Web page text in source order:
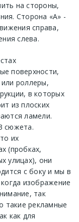
на стороны,
Сторона «А» -
справа,
слева.
поверхности,
роллеры,
в которых
из плоских
ламели.
сюжета.
их
(пробках,
улицах), они
с боку и мы в
изображение
так
такие рекламные
как для